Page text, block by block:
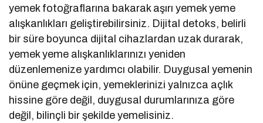
yemek fotoğraflarına bakarak aşırı yemek yeme
alışkanlıkları geliştirebilirsiniz. Dijital detoks, belirli
bir süre boyunca dijital cihazlardan uzak durarak,
yemek yeme alışkanlıklarınızı yeniden
düzenlemenize yardımcı olabilir. Duygusal yemenin
önüne geçmek için, yemeklerinizi yalnızca açlık
hissine göre değil, duygusal durumlarınıza göre
değil, bilinçli bir şekilde yemelisiniz.